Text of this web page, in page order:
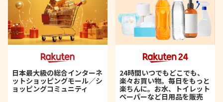
日本最大級の総合インターネ
ットショッピングモール／シ
ョッピングコミュニティ
24時間いつでもどこでも、
楽々お買い物。毎日をもっと
楽ちんに。お水、トイレット
ペーパーなど日用品を販売